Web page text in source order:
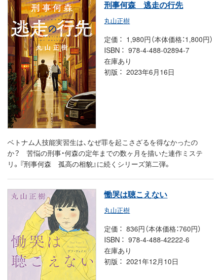
刑事何森 逃走の行先
丸山正樹
定価
1,980円（本体価格：1,800円）
ISBN
978-4-488-02894-7
在庫あり
初版
2023年6月16日
ベトナム人技能実習生は、なぜ罪を起こさざるを得なかったの
か？ 苦悩の刑事・何森の定年までの数ヶ月を描いた連作ミステ
リ。『刑事何森 孤高の相貌』に続くシリーズ第二弾。
慟哭は聴こえない
丸山正樹
定価
836円（本体価格：760円）
ISBN
978-4-488-42222-6
在庫あり
初版
2021年12月10日